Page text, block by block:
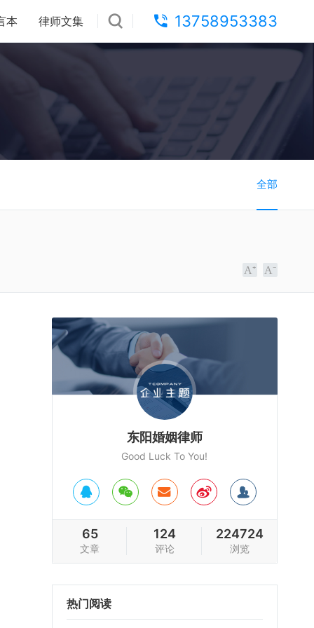
13758953383
本 律师文集
全部
东阳婚姻律师
Good Luck To You!
65
文章
124
评论
224724
浏览
热门阅读